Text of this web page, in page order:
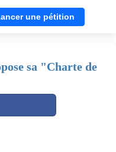
une pétition
sa "Charte de